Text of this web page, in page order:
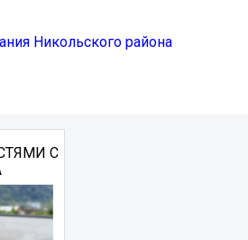
Никольского района
С